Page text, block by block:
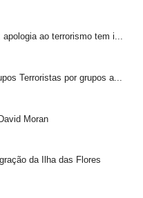
ao terrorismo tem i...
Terroristas por grupos a...
Moran
da Ilha das Flores